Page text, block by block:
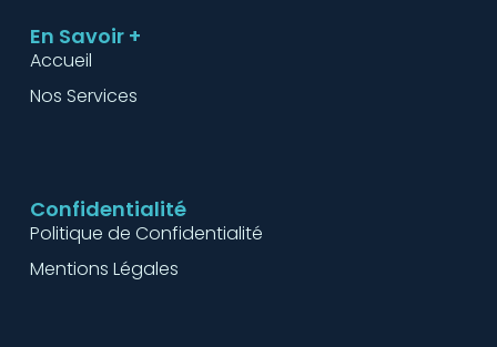
En Savoir +
Accueil
Nos Services
Confidentialité
Politique de Confidentialité
Mentions Légales